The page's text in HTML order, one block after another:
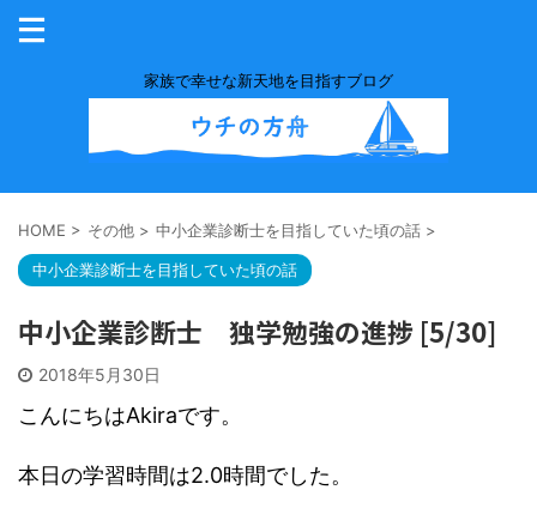
家族で幸せな新天地を目指すブログ
HOME > その他 > 中小企業診断士を目指していた頃の話 >
中小企業診断士を目指していた頃の話
中小企業診断士 独学勉強の進捗 [5/30]
2018年5月30日
こんにちはAkiraです。
本日の学習時間は2.0時間でした。